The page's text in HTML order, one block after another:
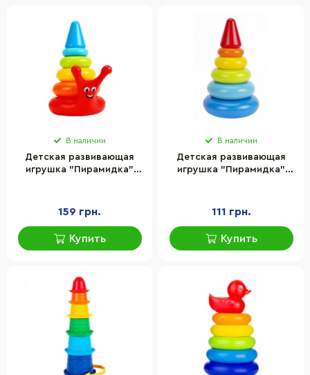
В наличии
Детская развивающая
игрушка "Пирамидка"
159 грн.
Купить
В наличии
Детская развивающая
игрушка "Пирамидка"
111 грн.
Купить